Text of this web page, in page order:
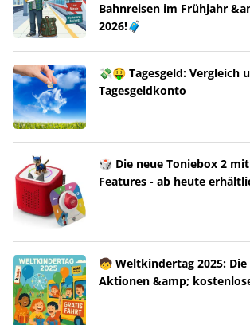
Bahnreisen im Frühjahr
2026!🧳
💸🤑 Tagesgeld: Vergleich
Tagesgeldkonto
🎲 Die neue Toniebox 2
Features - ab heute
🧒 Weltkindertag 2025:
Aktionen &amp;